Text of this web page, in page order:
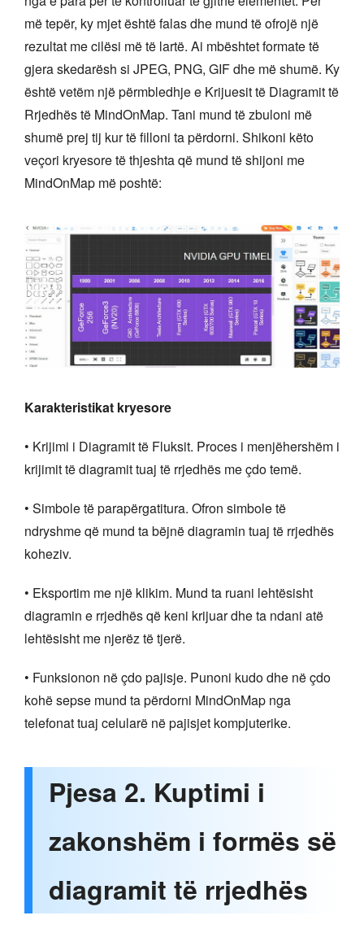
më tepër, ky mjet është falas dhe mund të ofrojë një
rezultat me cilësi më të lartë. Ai mbështet formate të
gjera skedarësh si JPEG, PNG, GIF dhe më shumë. Ky
është vetëm një përmbledhje e Krijuesit të Diagramit të
Rrjedhës të MindOnMap. Tani mund të zbuloni më
shumë prej tij kur të filloni ta përdorni. Shikoni këto
veçori kryesore të thjeshta që mund të shijoni me
MindOnMap më poshtë:
Karakteristikat kryesore
• Krijimi i Diagramit të Fluksit. Proces i menjëhershëm i
krijimit të diagramit tuaj të rrjedhës me çdo temë.
• Simbole të parapërgatitura. Ofron simbole të
ndryshme që mund ta bëjnë diagramin tuaj të rrjedhës
koheziv.
• Eksportim me një klikim. Mund ta ruani lehtësisht
diagramin e rrjedhës që keni krijuar dhe ta ndani atë
lehtësisht me njerëz të tjerë.
• Funksionon në çdo pajisje. Punoni kudo dhe në çdo
kohë sepse mund ta përdorni MindOnMap nga
telefonat tuaj celularë në pajisjet kompjuterike.
Pjesa 2. Kuptimi i
zakonshëm i formës së
diagramit të rrjedhës